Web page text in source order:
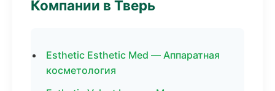
Компании в Тверь
Esthetic Esthetic Med — Аппаратная
косметология